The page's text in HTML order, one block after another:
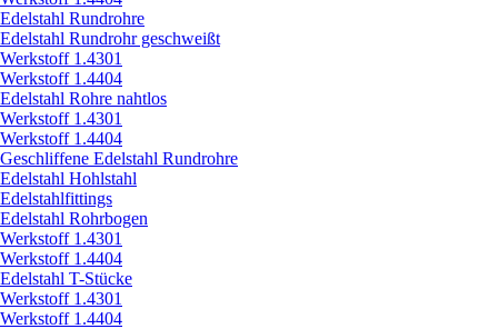
Edelstahl Rundrohre
Edelstahl Rundrohr geschweißt
Werkstoff 1.4301
Werkstoff 1.4404
Edelstahl Rohre nahtlos
Werkstoff 1.4301
Werkstoff 1.4404
Geschliffene Edelstahl Rundrohre
Edelstahl Hohlstahl
Edelstahlfittings
Edelstahl Rohrbogen
Werkstoff 1.4301
Werkstoff 1.4404
Edelstahl T-Stücke
Werkstoff 1.4301
Werkstoff 1.4404